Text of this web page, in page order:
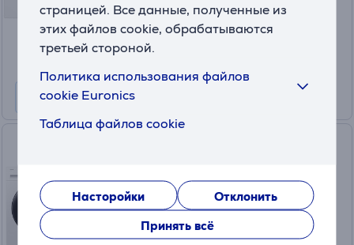
страницей. Все данные, полученные из
этих файлов cookie, обрабатываются
третьей стороной.
Политика использования файлов
cookie Euronics
Таблица файлов cookie
Насторойки
Отклонить
Принять всё
1359 €
10 месяцев 143 €
сушильная машина
WW10FG5U34A+DV90DG5